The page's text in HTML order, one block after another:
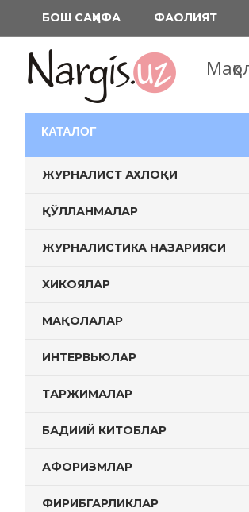
содержимому
БОШ САҲИФА ФАОЛИЯТ
КАТАЛОГ
ЖУРНАЛИСТ АХЛОҚИ
ҚЎЛЛАНМАЛАР
ЖУРНАЛИСТИКА НАЗАРИЯСИ
ХИКОЯЛАР
МАҚОЛАЛАР
ИНТЕРВЬЮЛАР
ТАРЖИМАЛАР
БАДИИЙ КИТОБЛАР
АФОРИЗМЛАР
ФИРИБГАРЛИКЛАР